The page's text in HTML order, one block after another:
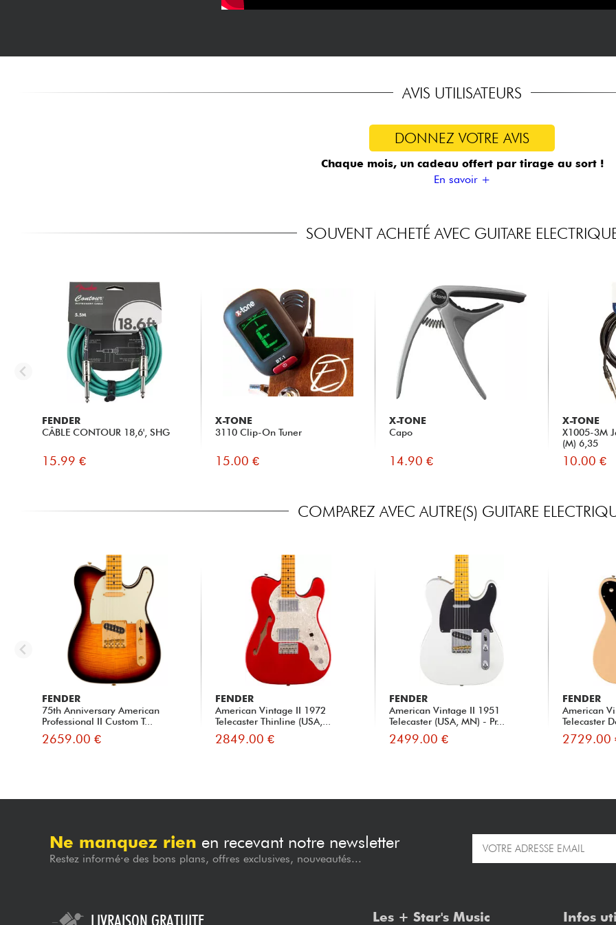
AVIS UTILISATEURS
DONNEZ VOTRE AVIS
Chaque mois, un cadeau offert par tirage au sort !
En savoir +
SOUVENT ACHETÉ AVEC GUITARE
FENDER
CÂBLE CONTOUR 18,6', SHG
15.99 €
X-TONE
3110 Clip-On Tuner
15.00 €
X-TONE
Capo
14.90 €
X-TONE
X1005-3M
(M) 6,35
10.00 €
COMPAREZ AVEC AUTRE(S) GUITARE
FENDER
75th Anniversary American
Professional II Custom T...
2659.00 €
FENDER
American Vintage II 1972
Telecaster Thinline (USA,...
2849.00 €
FENDER
American Vintage II 1951
Telecaster (USA, MN) - Pr...
2499.00 €
FENDER
American
Telecaster
2729.00
Ne manquez rien en recevant notre newsletter
Restez informé·e des bons plans, offres exclusives, nouveautés...
LIVRAISON GRATUITE Les + Star's Music Infos